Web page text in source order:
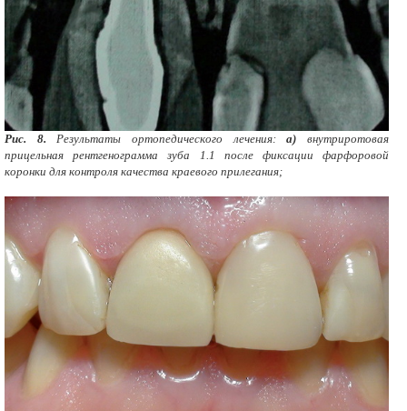
Рис. 8. Результаты ортопедического лечения:а) внутриротовая
прицельная рентгенограмма зуба 1.1 после фиксации фарфоровой
коронки для контроля качества краевого прилегания;